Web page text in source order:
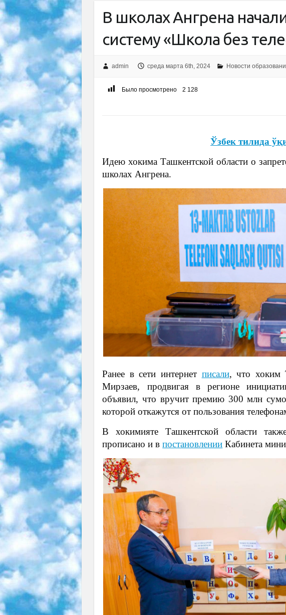
В школах Ангрена
систему «Школа без
admin среда марта 6th, 2024 Новости
Было просмотрено 2 128
Ўзбек тилида
Идею хокима Ташкентской области о
школах Ангрена.
Ранее в сети интернет писали, что хоким
Мирзаев, продвигая в регионе
объявил, что вручит премию 300 млн
которой откажутся от пользования
В хокимияте Ташкентской области
прописано и впостановлении Кабинета